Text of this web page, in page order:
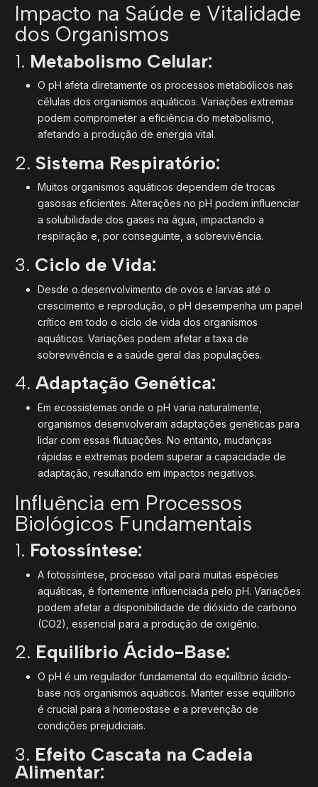
Impacto na Saúde e Vitalidade
dos Organismos
1. Metabolismo Celular:
O pH afeta diretamente os processos metabólicos nas
células dos organismos aquáticos. Variações extremas
podem comprometer a eficiência do metabolismo,
afetando a produção de energia vital.
2. Sistema Respiratório:
Muitos organismos aquáticos dependem de trocas
gasosas eficientes. Alterações no pH podem influenciar
a solubilidade dos gases na água, impactando a
respiração e, por conseguinte, a sobrevivência.
3. Ciclo de Vida:
Desde o desenvolvimento de ovos e larvas até o
crescimento e reprodução, o pH desempenha um papel
crítico em todo o ciclo de vida dos organismos
aquáticos. Variações podem afetar a taxa de
sobrevivência e a saúde geral das populações.
4. Adaptação Genética:
Em ecossistemas onde o pH varia naturalmente,
organismos desenvolveram adaptações genéticas para
lidar com essas flutuações. No entanto, mudanças
rápidas e extremas podem superar a capacidade de
adaptação, resultando em impactos negativos.
Influência em Processos
Biológicos Fundamentais
1. Fotossíntese:
A fotossíntese, processo vital para muitas espécies
aquáticas, é fortemente influenciada pelo pH. Variações
podem afetar a disponibilidade de dióxido de carbono
(CO2), essencial para a produção de oxigênio.
2. Equilíbrio Ácido-Base:
O pH é um regulador fundamental do equilíbrio ácido-
base nos organismos aquáticos. Manter esse equilíbrio
é crucial para a homeostase e a prevenção de
condições prejudiciais.
3. Efeito Cascata na Cadeia
Alimentar: